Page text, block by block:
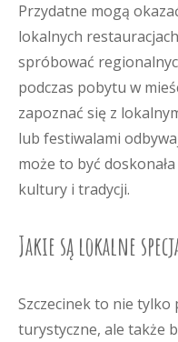
Przydatne mogą
lokalnych
spróbować
podczas pobytu w
zapoznać się z
lub festiwalami
może to być
kultury i tradycji.
Jakie są lokalne
Szczecinek to nie
turystyczne, ale także